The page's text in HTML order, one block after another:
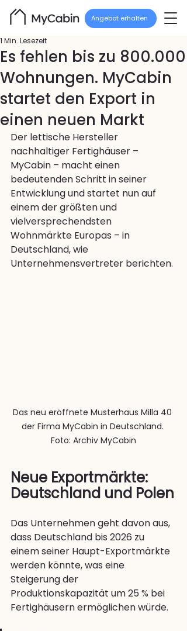
Angebot erhalten
Es fehlen bis zu 800.000
Wohnungen. MyCabin
startet den Export in
einen neuen Markt
1 Min. Lesezeit
Der lettische Hersteller
nachhaltiger Fertighäuser –
MyCabin – macht einen
bedeutenden Schritt in seiner
Entwicklung und startet nun auf
einem der größten und
vielversprechendsten
Wohnmärkte Europas – in
Deutschland, wie
Unternehmensvertreter berichten.
Das neu eröffnete Musterhaus Milla 40
der Firma MyCabin in Deutschland.
Foto: Archiv MyCabin
Neue Exportmärkte:
Deutschland und Polen
Das Unternehmen geht davon aus,
dass Deutschland bis 2026 zu
einem seiner Haupt-Exportmärkte
werden könnte, was eine
Steigerung der
Produktionskapazität um 25 % bei
Fertighäusern ermöglichen würde.